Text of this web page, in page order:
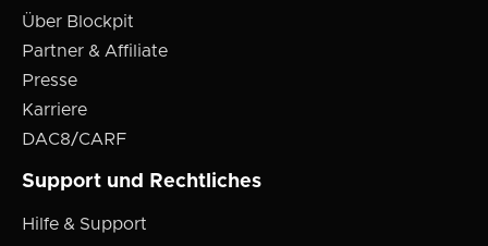
Über Blockpit
Partner & Affiliate
Presse
Karriere
DAC8/CARF
Support und Rechtliches
Hilfe & Support